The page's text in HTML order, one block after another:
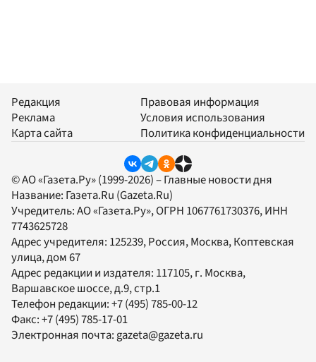
Редакция
Реклама
Карта сайта
Правовая информация
Условия использования
Политика конфиденциальности
© АО «Газета.Ру» (1999-2026) – Главные новости дня
Название: Газета.Ru (Gazeta.Ru)
Учредитель:АО «Газета.Ру», ОГРН 1067761730376, ИНН
7743625728
Адрес учредителя: 125239, Россия, Москва, Коптевская
улица, дом 67
Адрес редакции и издателя: 117105, г. Москва,
Варшавское шоссе, д.9, стр.1
Телефон редакции:+7 (495) 785-00-12
Факс:+7 (495) 785-17-01
Электронная почта:gazeta@gazeta.ru